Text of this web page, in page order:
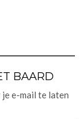
BAARD
e-mail te laten